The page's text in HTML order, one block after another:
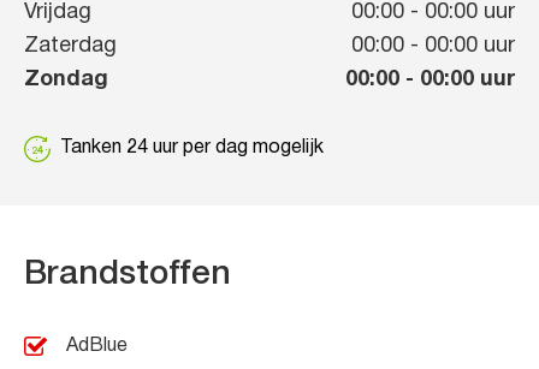
Vrijdag
00:00 - 00:00 uur
Zaterdag
00:00 - 00:00 uur
Zondag
00:00 - 00:00 uur
Tanken 24 uur per dag mogelijk
Brandstoffen
AdBlue